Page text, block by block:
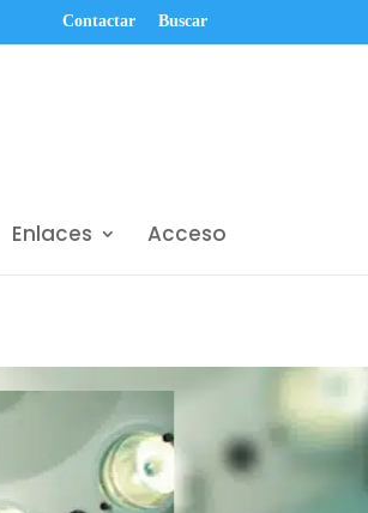
Contactar Buscar
Enlaces Acceso